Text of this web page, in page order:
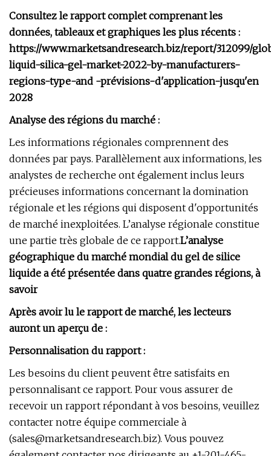
Consultez le rapport complet comprenant les
données, tableaux et graphiques les plus récents :
https://www.marketsandresearch.biz/report/312099/
liquid-silica-gel-market-2022-by-manufacturers-
regions-type-and -prévisions-d'application-jusqu'en
2028
Analyse des régions du marché :
Les informations régionales comprennent des
données par pays. Parallèlement aux informations, les
analystes de recherche ont également inclus leurs
précieuses informations concernant la domination
régionale et les régions qui disposent d'opportunités
de marché inexploitées. L’analyse régionale constitue
une partie très globale de ce rapport.L’analyse
géographique du marché mondial du gel de silice
liquide a été présentée dans quatre grandes régions, à
savoir
Après avoir lu le rapport de marché, les lecteurs
auront un aperçu de :
Personnalisation du rapport :
Les besoins du client peuvent être satisfaits en
personnalisant ce rapport. Pour vous assurer de
recevoir un rapport répondant à vos besoins, veuillez
contacter notre équipe commerciale à
(sales@marketsandresearch.biz). Vous pouvez